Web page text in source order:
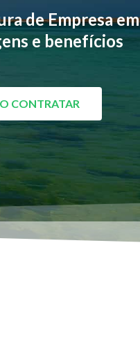
de Empresa em
e benefícios
CONTRATAR